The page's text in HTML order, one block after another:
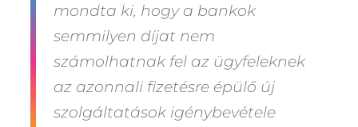
mondta ki, hogy a bankok
semmilyen díjat nem
számolhatnak fel az ügyfeleknek
az azonnali fizetésre épülő új
szolgáltatások igénybevétele